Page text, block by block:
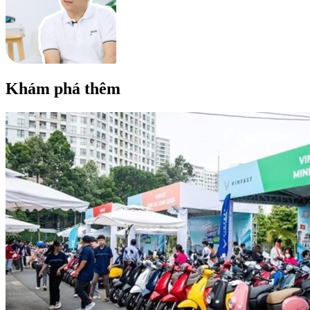
Khám phá thêm